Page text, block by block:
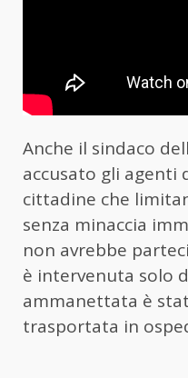
Anche il sindaco
accusato gli agenti
cittadine che
senza minaccia
non avrebbe
è intervenuta solo
ammanettata è
trasportata in